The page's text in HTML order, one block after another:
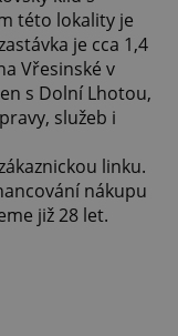
této lokality je
je cca 1,4
Vřesinské v
s Dolní Lhotou,
služeb i
linku.
nákupu
již 28 let.